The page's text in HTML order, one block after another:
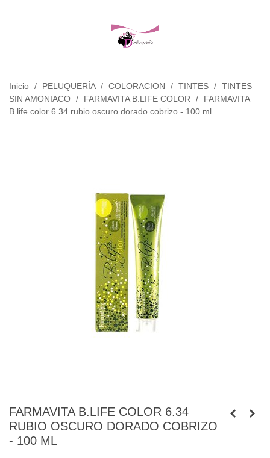
Inicio / PELUQUERÍA / COLORACION / TINTES / TINTES
SIN AMONIACO / FARMAVITA B.LIFE COLOR /
FARMAVITA
B.life color 6.34 rubio oscuro dorado cobrizo - 100 ml
FARMAVITA B.LIFE COLOR 6.34
RUBIO OSCURO DORADO COBRIZO
- 100 ML